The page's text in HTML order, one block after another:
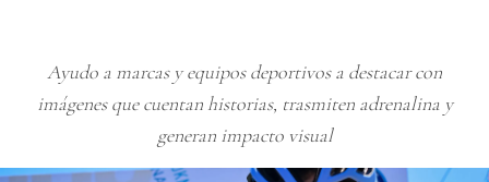
Ayudo a marcas y equipos deportivos a destacar con
imágenes que cuentan historias, trasmiten adrenalina y
generan impacto visual